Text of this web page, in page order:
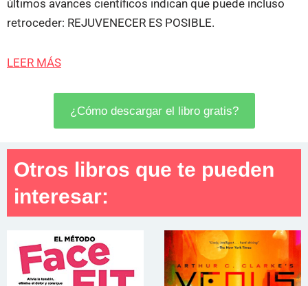
últimos avances científicos indican que puede incluso
retroceder: REJUVENECER ES POSIBLE.
LEER MÁS
¿Cómo descargar el libro gratis?
Otros libros que te pueden
interesar: